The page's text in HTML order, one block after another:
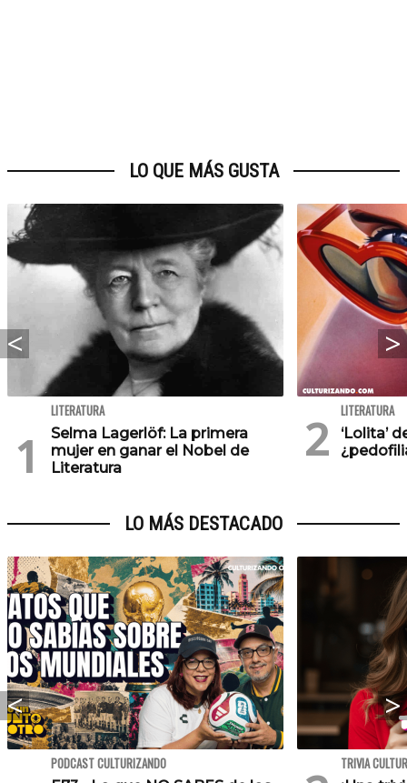
LO QUE MÁS GUSTA
LITERATURA
Selma Lagerlöf: La primera
mujer en ganar el Nobel de
Literatura
LITERATURA
‘Lolita’
LO MÁS DESTACADO
PODCAST CULTURIZANDO
TRIVIA